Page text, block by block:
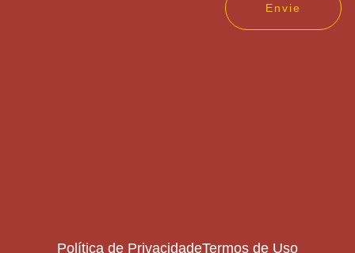
Envie
Política de PrivacidadeTermos de Uso